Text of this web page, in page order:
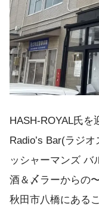
HASH-ROYAL氏を
Radio’s Bar(ラジ
ッシャーマンズ
酒＆〆ラーからの
秋田市八橋にある